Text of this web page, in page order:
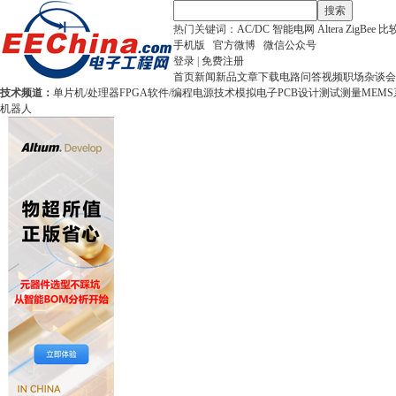
搜索
热门关键词： AC/DC 智能电网 Altera ZigBee 比
手机版
官方微博
微信公众号
登录 免费注册
首页新闻新品文章下载电路问答视频职场杂谈
技术频道： 单片机/处理器FPGA软件/编程电源技术模拟电子PCB设计测试测量MEMS
机器人